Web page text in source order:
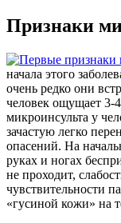
Признаки
начала этого
очень редко они
человек ощущает 3-
микроинсульта у
зачастую легко
опасений. На
руках и ногах
не проходит,
чувствительности
«гусиной кожи» на